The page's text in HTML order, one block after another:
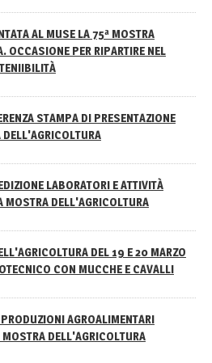
AL MUSE LA 75ª MOSTRA
OCCASIONE PER RIPARTIRE NEL
STAMPA DI PRESENTAZIONE
LABORATORI E ATTIVITÀ
MOSTRA DELL'AGRICOLTURA
DEL 19 E 20 MARZO
CON MUCCHE E CAVALLI
AGROALIMENTARI
DELL'AGRICOLTURA